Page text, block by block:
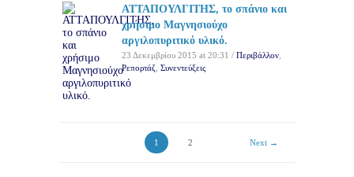
ΑΤΤΑΠΟΥΛΓΙΤΗΣ, το σπάνιο και
χρήσιμο Μαγνησιούχο
αργιλοπυριτικό υλικό.
23 Δεκεμβρίου 2015 at 20:31 / Περιβάλλον
Ρεπορτάζ Συνεντεύξεις
1 2 Next →